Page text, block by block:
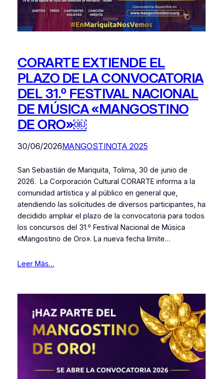
CORARTE EXTIENDE EL
PLAZO DE LA CONVOCATORIA
DEL 31.º FESTIVAL NACIONAL
DE MÚSICA «MANGOSTINO
DE ORO»￼
30/06/2026MANGOSTINOTA 2025
San Sebastián de Mariquita, Tolima, 30 de junio de
2026. La Corporación Cultural CORARTE informa a la
comunidad artística y al público en general que,
atendiendo las solicitudes de diversos participantes, ha
decidido ampliar el plazo de la convocatoria para todos
los concursos del 31.º Festival Nacional de Música
«Mangostino de Oro». La nueva fecha límite…
Leer Más…